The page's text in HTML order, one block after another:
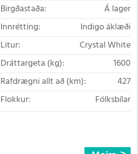
Birgðastaða:
Á lager
Innrétting:
Indigo áklæði
Litur:
Crystal White
Dráttargeta (kg):
1600
Rafdrægni allt að (km):
427
Flokkur:
Fólksbílar